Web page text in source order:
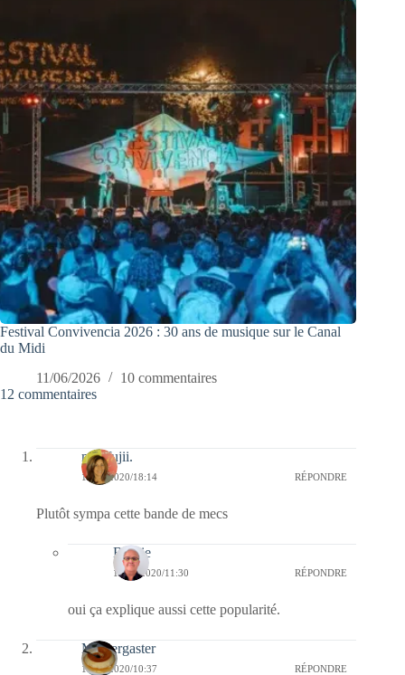
Festival Convivencia 2026 : 30 ans de musique sur le Canal
du Midi
11/06/2026
10 commentaires
12 commentaires
missfujii.
13/11/2020/18:14 RÉPONDRE
Plutôt sympa cette bande de mecs
Bernie
14/11/2020/11:30 RÉPONDRE
oui ça explique aussi cette popularité.
Messergaster
11/11/2020/10:37 RÉPONDRE